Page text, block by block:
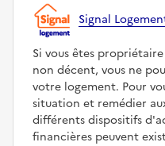
Signal
Si vous êtes
non décent, vous ne
votre logement. Pour
situation et remédier
différents dispositifs
financières peuvent